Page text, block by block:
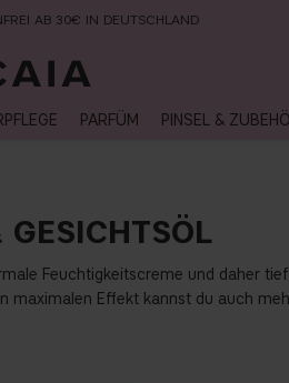
LIEFERZEIT 2-4 WERKTAGE
PARFÜM PINSEL &
GESICHTSÖL
Feuchtigkeitscreme und daher
maximalen Effekt kannst du auch